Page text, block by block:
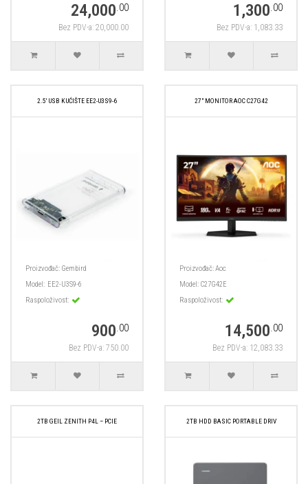
24,000.00
Bez PDV-a: 20,000.00
1,300.00
Bez PDV-a: 1,083.33
2.5' USB KUĆIŠTE EE2-U3S9-6
Proizvođač: Gembird
Model: EE2-U3S9-6
Raspoloživost:
900.00
Bez PDV-a: 750.00
27" MONITOR AOC C27G42
Proizvođač:Aoc
Model: C27G42E
Raspoloživost:
14,500.00
Bez PDV-a: 12,083.33
2TB GEIL ZENITH P4L – PCIE 2TB HDD BASIC PORTABLE DRIV